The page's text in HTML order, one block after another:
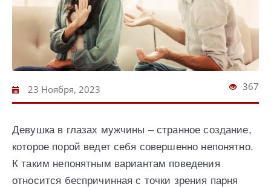
23 Ноября, 2023 367
Девушка в глазах мужчины – странное создание,
которое порой ведет себя совершенно непонятно.
К таким непонятным вариантам поведения
относится беспричинная с точки зрения парня